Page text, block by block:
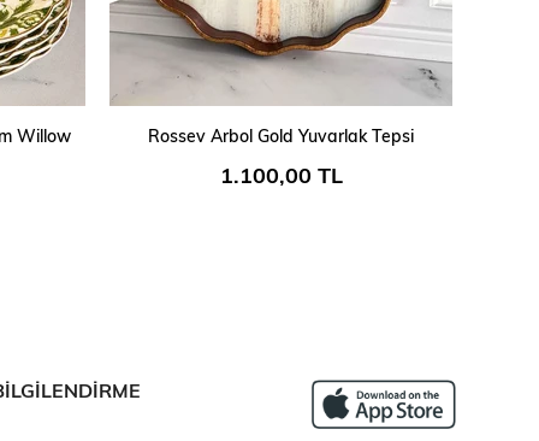
Willow
SEPETE EKLE
Rossev Arbol Gold Yuvarlak Tepsi
1.100,00 TL